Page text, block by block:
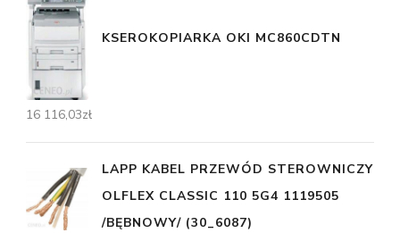
KSEROKOPIARKA OKI MC860CDTN
16 116,03zł
LAPP KABEL PRZEWÓD STEROWNICZY
OLFLEX CLASSIC 110 5G4 1119505
/BĘBNOWY/ (30_6087)